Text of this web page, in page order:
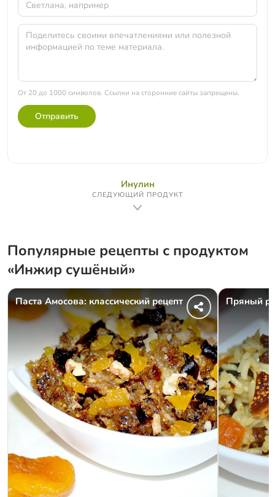
От 20 до 1000 символов. Ссылки на сторонние сайты запрещены.
Отправить
Инулин
СЛЕДУЮЩИЙ ПРОДУКТ
Популярные рецепты с продуктом
«Инжир сушёный»
Паста Амосова: классический рецепт Пряный